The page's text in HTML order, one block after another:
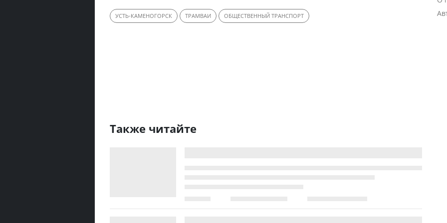
УСТЬ-КАМЕНОГОРСК ТРАМВАИ ОБЩЕСТВЕННЫЙ ТРАНСПОРТ
Также читайте